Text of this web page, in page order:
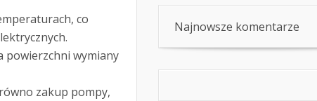
co
powierzchni wymiany
zakup pompy,
Najnowsze komentarze